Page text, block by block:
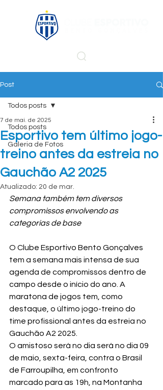
Post
Todos posts
Galeria de Fotos
Todos posts
Esportivo tem último jogo-
treino antes da estreia no
Gauchão A2 2025
7 de mai. de 2025
Atualizado: 20 de mar.
Semana também tem diversos
compromissos envolvendo as
categorias de base
O Clube Esportivo Bento Gonçalves
tem a semana mais intensa de sua
agenda de compromissos dentro de
campo desde o início do ano. A
maratona de jogos tem, como
destaque, o último jogo-treino do
time profissional antes da estreia no
Gauchão A2 2025.
O amistoso será no dia será no dia 09
de maio, sexta-feira, contra o Brasil
de Farroupilha, em confronto
marcado para as 19h, na Montanha